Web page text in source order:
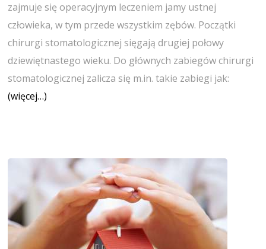
zajmuje się operacyjnym leczeniem jamy ustnej
człowieka, w tym przede wszystkim zębów. Początki
chirurgi stomatologicznej sięgają drugiej połowy
dziewiętnastego wieku. Do głównych zabiegów chirurgi
stomatologicznej zalicza się m.in. takie zabiegi jak:
(więcej…)